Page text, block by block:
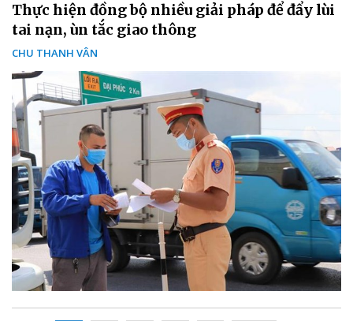
Thực hiện đồng bộ nhiều giải pháp để đẩy lùi
tai nạn, ùn tắc giao thông
CHU THANH VÂN